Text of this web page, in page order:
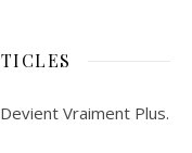
Vraiment Plus.